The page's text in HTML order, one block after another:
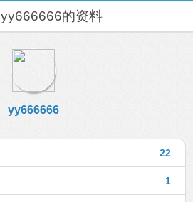
yy666666的资料
yy666666
22
1